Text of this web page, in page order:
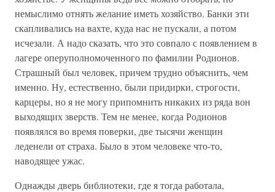
немыслимо отнять желание иметь хозяйство. Банки эти
скапливались на вахте, куда нас не пускали, а потом
исчезали. А надо сказать, что это совпало с появлением в
лагере оперуполномоченного по фамилии Родионов.
Страшный был человек, причем трудно объяснить, чем
именно. Ну, естественно, были придирки, строгости,
карцеры, но я не могу припомнить никаких из ряда вон
выходящих зверств. Тем не менее, когда Родионов
появлялся во время поверки, две тысячи женщин
леденели от страха. Было в этом человеке что-то,
наводящее ужас.
Однажды дверь библиотеки, где я тогда работала,